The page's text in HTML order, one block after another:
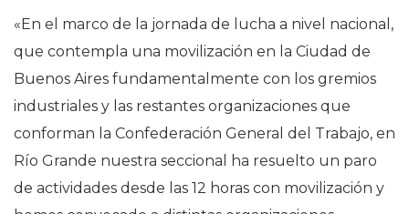
«En el marco de la jornada de lucha a nivel nacional,
que contempla una movilización en la Ciudad de
Buenos Aires fundamentalmente con los gremios
industriales y las restantes organizaciones que
conforman la Confederación General del Trabajo, en
Río Grande nuestra seccional ha resuelto un paro
de actividades desde las 12 horas con movilización y